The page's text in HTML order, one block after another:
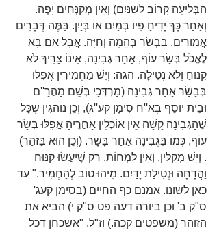
הַבְּלִיעָה קָרוֹב לַשִּׁנַּיִם) וְאֵין מְקַנְּחִים יָפֶה.
וְאַחַר כָּךְ יָדִיחַ פִּיו בְּמַיִם אוֹ בְּיַיִן. בַּמֶּה דְּבָרִים
אֲמוּרִים, בִּבְשַׂר בְּהֵמָה וְחַיָּה. אֲבָל אִם בָּא
לֶאֱכֹל בְּשַׂר עוֹף, אַחַר גְּבִינָה, אֵינוֹ צָרִיךְ לֹא
קִנּוּחַ וְלֹא נְטִילָה. הגה: וְיֵשׁ מַחְמִירִין אֲפִלּוּ
בְּבָשָׂר אַחַר גְּבִינָה (מָרְדְּכַי בְּשֵׁם מַהֲרַ''ם
וּבֵית יוֹסֵף בְּא''ח סִימָן קע''ג), וְכֵן נוֹהֲגִין שֶׁכָּל
שֶׁהַגְּבִינָה קָשָׁה אֵין אוֹכְלִין אַחֲרֶיהָ אֲפִלּוּ בְּשַׂר
עוֹף, כְּמוֹ בִּגְבִינָה אַחַר בָּשָׂר. (וְכֵן הוּא בַּזֹּהַר)
. וְיֵשׁ מְקִלִּין. וְאֵין לִמְחוֹת, רַק שֶׁיַּעֲשׂוּ קִנּוּחַ
וַהֲדָחָה וּנְטִילַת יָדַיִם. מִיהוּ טוֹב לְהַחְמִיר." עד
כאן לשונו. אמנם כף החיים (בסימן קעג'
ס"ק ב' וכן ביורה דעה פט ס"ק י) הביא את
הזוהר (משפטים קכה.) וז"ל, "אשכחן דכל